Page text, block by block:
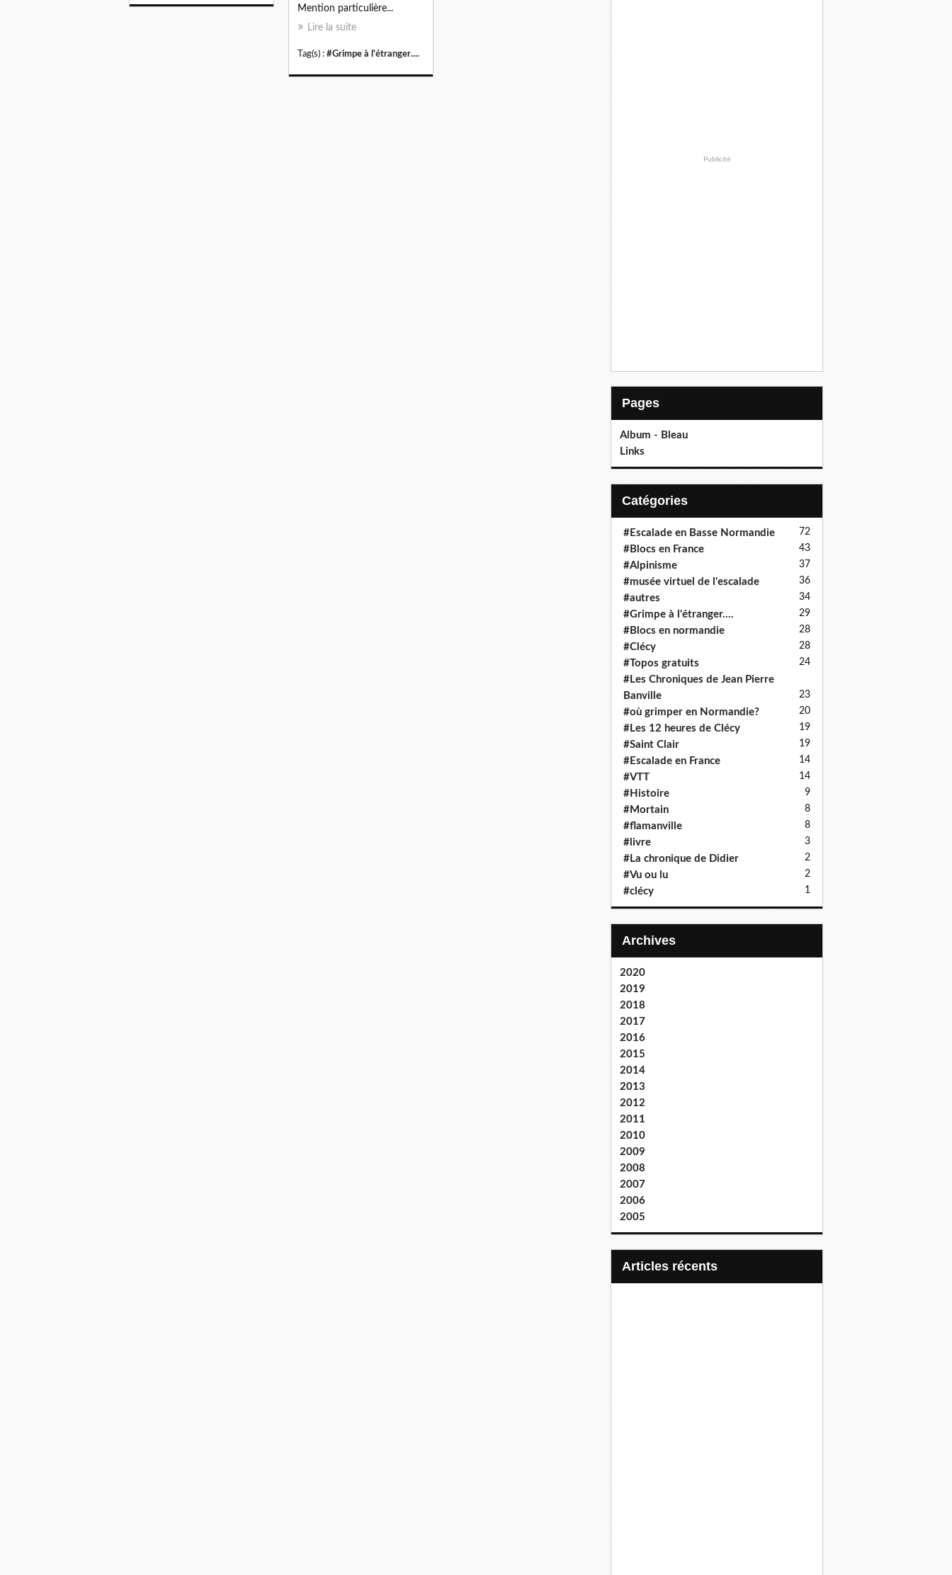
Mention particulière...
Lire la suite
Tag(s) : #Grimpe à l'étranger....
Publicité
Pages
Album - Bleau
Links
Catégories
#Escalade en Basse Normandie 72
#Blocs en France 43
#Alpinisme 37
#musée virtuel de l'escalade 36
#autres 34
#Grimpe à l'étranger.... 29
#Blocs en normandie 28
#Clécy 28
#Topos gratuits 24
#Les Chroniques de Jean Pierre
Banville
23
#où grimper en Normandie? 20
#Les 12 heures de Clécy 19
#Saint Clair 19
#Escalade en France 14
#VTT 14
#Histoire 9
#Mortain 8
#flamanville 8
#livre 3
#La chronique de Didier 2
#Vu ou lu 2
#clécy 1
Archives
2020
2019
2018
2017
2016
2015
2014
2013
2012
2011
2010
2009
2008
2007
2006
2005
articles récents